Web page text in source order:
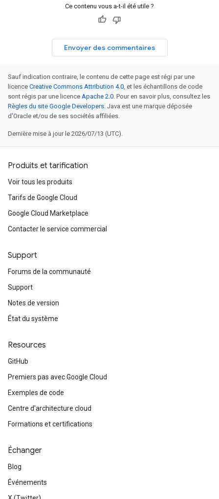
Ce contenu vous a-t-il été utile ?
Envoyer des commentaires
Sauf indication contraire, le contenu de cette page est régi par une
licence Creative Commons Attribution 4.0, et les échantillons de code
sont régis par une licence Apache 2.0. Pour en savoir plus, consultez les
Règles du site Google Developers. Java est une marque déposée
d'Oracle et/ou de ses sociétés affiliées.
Dernière mise à jour le 2026/07/13 (UTC).
Produits et tarification
Voir tous les produits
Tarifs de Google Cloud
Google Cloud Marketplace
Contacter le service commercial
Support
Forums de la communauté
Support
Notes de version
État du système
Resources
GitHub
Premiers pas avec Google Cloud
Exemples de code
Centre d'architecture cloud
Formations et certifications
Échanger
Blog
Événements